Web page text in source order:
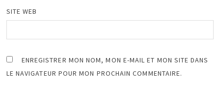
SITE WEB
ENREGISTRER MON NOM, MON E-MAIL ET MON SITE DANS
LE NAVIGATEUR POUR MON PROCHAIN COMMENTAIRE.